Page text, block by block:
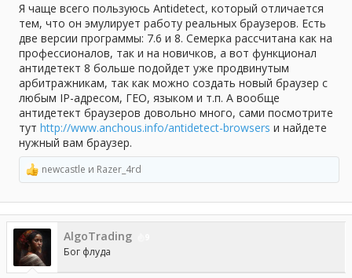
Я чаще всего пользуюсь Antidetect, который отличается
тем, что он эмулирует работу реальных браузеров. Есть
две версии программы: 7.6 и 8. Семерка рассчитана как на
профессионалов, так и на новичков, а вот функционал
антидетект 8 больше подойдет уже продвинутым
арбитражникам, так как можно создать новый браузер с
любым IP-адресом, ГЕО, языком и т.п. А вообще
антидетект браузеров довольно много, сами посмотрите
тут http://www.anchous.info/antidetect-browsers и найдете
нужный вам браузер.
Р
е
а
к
ц
и
и
:
newcastle и Razer_4rd
AlgoTrading
Бог флуда